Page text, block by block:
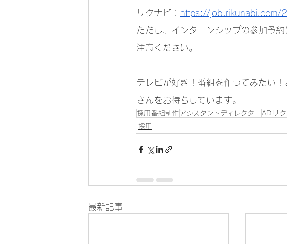
リクナビ： https://
ただし、インターンシップの参加予
注意ください。
テレビが好き！番組を作ってみたい
さんをお待ちしています。
採用 番組制作 アシスタントディレクター AD リ
採用
最新記事